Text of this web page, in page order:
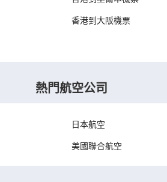
香港到大阪機票
熱門航空公司
日本航空
美國聯合航空